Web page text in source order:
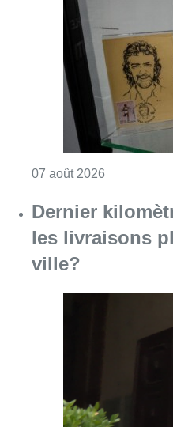
les livraisons
ville?
Consulter
“La tactique